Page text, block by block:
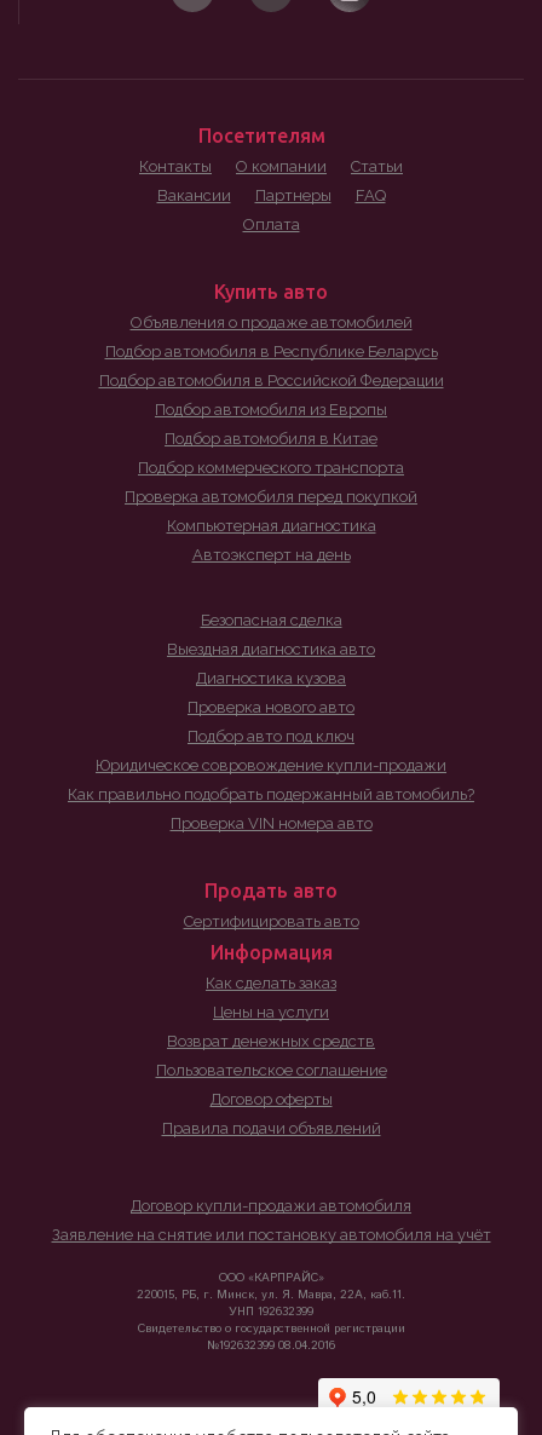
Посетителям
Контакты О компании
Статьи
Вакансии
Партнеры
FAQ
Оплата
Купить авто
Объявления о продаже автомобилей
Подбор автомобиля в Республике Беларусь
Подбор автомобиля в Российской Федерации
Подбор автомобиля из Европы
Подбор автомобиля в Китае
Подбор коммерческого транспорта
Проверка автомобиля перед покупкой
Компьютерная диагностика
Автоэксперт на день
Безопасная сделка
Выездная диагностика авто
Диагностика кузова
Проверка нового авто
Подбор авто под ключ
Юридическое совровождение купли-продажи
Как правильно подобрать подержанный автомобиль?
Проверка VIN номера авто
Продать авто
Сертифицировать авто
Информация
Как сделать заказ
Цены на услуги
Возврат денежных средств
Пользовательское соглашение
Договор оферты
Правила подачи объявлений
Договор купли-продажи автомобиля
Заявление на снятие или постановку автомобиля на учёт
ООО «КАРПРАЙС»
220015, РБ, г. Минск, ул. Я. Мавра, 22А, каб.11.
УНП 192632399
Свидетельство о государственной регистрации
№192632399 08.04.2016